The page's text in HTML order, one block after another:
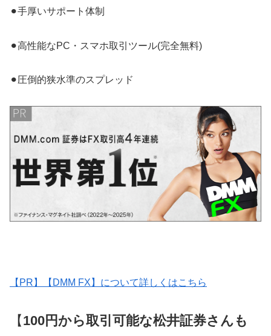
⚫︎手厚いサポート体制
⚫︎高性能なPC・スマホ取引ツール(完全無料)
⚫︎圧倒的狭水準のスプレッド
【PR】【DMM FX】について詳しくはこちら
【100円から取引可能な松井証券さんも